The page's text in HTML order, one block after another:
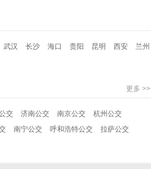
武汉 长沙 海口 贵阳 昆明 西安
兰州
更多 >>
交 济南公交 南京公交
杭州公交
南宁公交 呼和浩特公交
拉萨公交